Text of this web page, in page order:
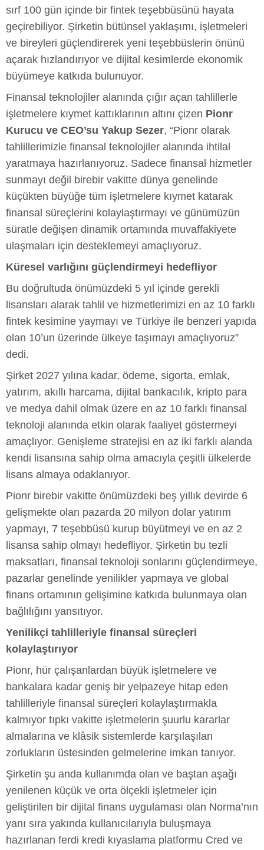
sırf 100 gün içinde bir fintek teşebbüsünü hayata
geçirebiliyor. Şirketin bütünsel yaklaşımı, işletmeleri
ve bireyleri güçlendirerek yeni teşebbüslerin önünü
açarak hızlandırıyor ve dijital kesimlerde ekonomik
büyümeye katkıda bulunuyor.
Finansal teknolojiler alanında çığır açan tahlillerle
işletmelere kıymet kattıklarının altını çizen Pionr
Kurucu ve CEO’su Yakup Sezer, “Pionr olarak
tahlillerimizle finansal teknolojiler alanında ihtilal
yaratmaya hazırlanıyoruz. Sadece finansal hizmetler
sunmayı değil birebir vakitte dünya genelinde
küçükten büyüğe tüm işletmelere kıymet katarak
finansal süreçlerini kolaylaştırmayı ve günümüzün
süratle değişen dinamik ortamında muvaffakiyete
ulaşmaları için desteklemeyi amaçlıyoruz.
Küresel varlığını güçlendirmeyi hedefliyor
Bu doğrultuda önümüzdeki 5 yıl içinde gerekli
lisansları alarak tahlil ve hizmetlerimizi en az 10 farklı
fintek kesimine yaymayı ve Türkiye ile benzeri yapıda
olan 10’un üzerinde ülkeye taşımayı amaçlıyoruz”
dedi.
Şirket 2027 yılına kadar, ödeme, sigorta, emlak,
yatırım, akıllı harcama, dijital bankacılık, kripto para
ve medya dahil olmak üzere en az 10 farklı finansal
teknoloji alanında etkin olarak faaliyet göstermeyi
amaçlıyor. Genişleme stratejisi en az iki farklı alanda
kendi lisansına sahip olma amacıyla çeşitli ülkelerde
lisans almaya odaklanıyor.
Pionr birebir vakitte önümüzdeki beş yıllık devirde 6
gelişmekte olan pazarda 20 milyon dolar yatırım
yapmayı, 7 teşebbüsü kurup büyütmeyi ve en az 2
lisansa sahip olmayı hedefliyor. Şirketin bu tezli
maksatları, finansal teknoloji sonlarını güçlendirmeye,
pazarlar genelinde yenilikler yapmaya ve global
finans ortamının gelişimine katkıda bulunmaya olan
bağlılığını yansıtıyor.
Yenilikçi tahlilleriyle finansal süreçleri
kolaylaştırıyor
Pionr, hür çalışanlardan büyük işletmelere ve
bankalara kadar geniş bir yelpazeye hitap eden
tahlilleriyle finansal süreçleri kolaylaştırmakla
kalmıyor tıpkı vakitte işletmelerin şuurlu kararlar
almalarına ve klâsik sistemlerde karşılaşılan
zorlukların üstesinden gelmelerine imkan tanıyor.
Şirketin şu anda kullanımda olan ve baştan aşağı
yenilenen küçük ve orta ölçekli işletmeler için
geliştirilen bir dijital finans uygulaması olan Norma’nın
yanı sıra yakında kullanıcılarıyla buluşmaya
hazırlanan ferdi kredi kıyaslama platformu Cred ve